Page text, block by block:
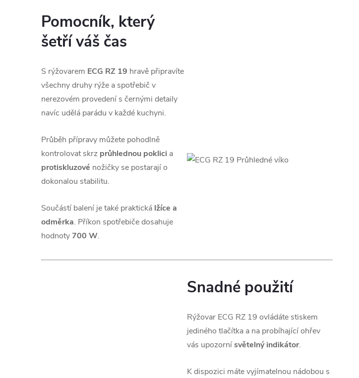
Pomocník, který
šetří váš čas
S rýžovarem ECG RZ 19 hravě připravíte
všechny druhy rýže a spotřebič v
nerezovém provedení s černými detaily
navíc udělá parádu v každé kuchyni.
Průběh přípravy můžete pohodlně
kontrolovat skrz průhlednou poklici a
protiskluzové nožičky se postarají o
dokonalou stabilitu.
Součástí balení je také praktická lžíce a
odměrka. Příkon spotřebiče dosahuje
hodnoty 700 W.
Snadné použití
Rýžovar ECG RZ 19 ovládáte stiskem
jediného tlačítka a na probíhající ohřev
vás upozornísvětelný indikátor.
K dispozici máte vyjímatelnou nádobou s